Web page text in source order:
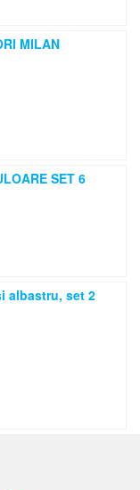
MILAN
SET 6
albastru, set 2